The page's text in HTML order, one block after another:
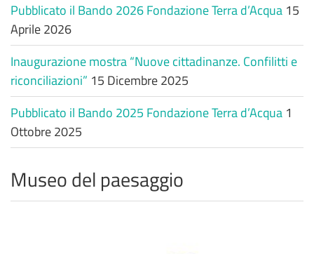
Pubblicato il Bando 2026 Fondazione Terra d’Acqua 15
Aprile 2026
Inaugurazione mostra “Nuove cittadinanze. Confilitti e
riconciliazioni” 15 Dicembre 2025
Pubblicato il Bando 2025 Fondazione Terra d’Acqua 1
Ottobre 2025
Museo del paesaggio